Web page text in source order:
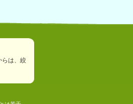
らは、絞